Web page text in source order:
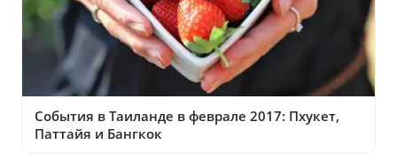
События в Таиланде в феврале 2017: Пхукет,
Паттайя и Бангкок